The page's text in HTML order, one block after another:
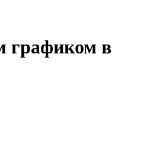
графиком в